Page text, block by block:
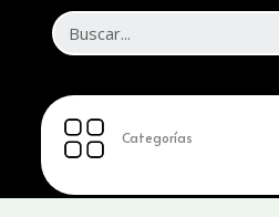
Categorías